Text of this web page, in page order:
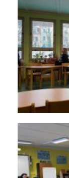
FOTOGALERIE
KONTAKTY